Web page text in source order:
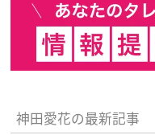
神田愛花の最新記事